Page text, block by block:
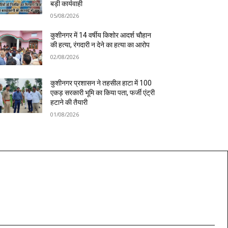
बड़ी कार्यवाही
05/08/2026
कुशीनगर में 14 वर्षीय किशोर आदर्श चौहान
की हत्या, रंगदारी न देने का हत्या का आरोप
02/08/2026
कुशीनगर प्रशासन ने तहसील हाटा में 100
एकड़ सरकारी भूमि का किया पता, फर्जी एंट्री
हटाने की तैयारी
01/08/2026